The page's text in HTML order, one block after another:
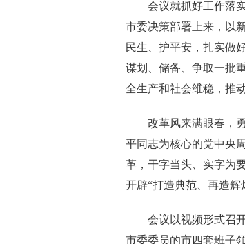
会议就抓好工作落实
市委决策部署上来，以
民生、护平安，扎实做
谋划、储备、争取一批
全生产和社会维稳，推
改革风来满眼春，勇
平同志为核心的党中央
革，干字当头、实字为
开辟“打造典范、再造辉
会议以视频形式召开
市委委员的市四套班子